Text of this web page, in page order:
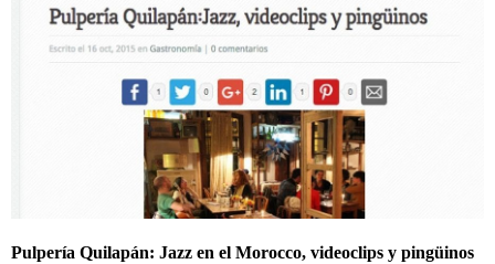
Pulpería Quilapán: Jazz en el Morocco, videoclips y pingüinos